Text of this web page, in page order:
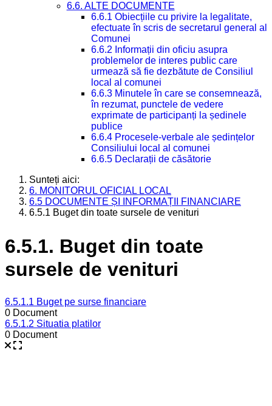
6.6. ALTE DOCUMENTE
6.6.1 Obiecțiile cu privire la legalitate,
efectuate în scris de secretarul general al
Comunei
6.6.2 Informații din oficiu asupra
problemelor de interes public care
urmează să fie dezbătute de Consiliul
local al comunei
6.6.3 Minutele în care se consemnează,
în rezumat, punctele de vedere
exprimate de participanți la ședinele
publice
6.6.4 Procesele-verbale ale ședințelor
Consiliului local al comunei
6.6.5 Declarații de căsătorie
Sunteți aici:
6. MONITORUL OFICIAL LOCAL
6.5 DOCUMENTE ȘI INFORMAȚII FINANCIARE
6.5.1 Buget din toate sursele de venituri
6.5.1. Buget din toate
sursele de venituri
6.5.1.1 Buget pe surse financiare
0 Document
6.5.1.2 Situatia platilor
0 Document